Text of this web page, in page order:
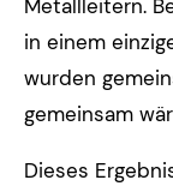
Metallleitern.
in einem
wurden
gemeinsam
Dieses